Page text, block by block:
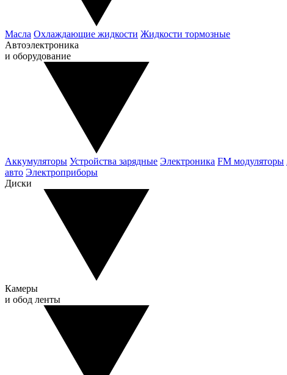
Масла Охлаждающие жидкости Жидкости тормозные
Автоэлектроника
и оборудование
Аккумуляторы Устройства зарядные Электроника FM модуляторы
авто Электроприборы
Диски
Камеры
и обод ленты